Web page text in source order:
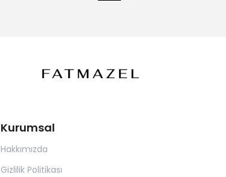
Kurumsal
Hakkımızda
Gizlilik Politikası